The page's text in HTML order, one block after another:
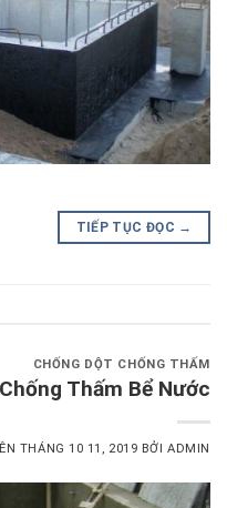
TIẾP TỤC ĐỌC →
CHỐNG DỘT CHỐNG THẤM
Chống Thấm Bể Nước
THÁNG 10 11, 2019 BỞIADMIN